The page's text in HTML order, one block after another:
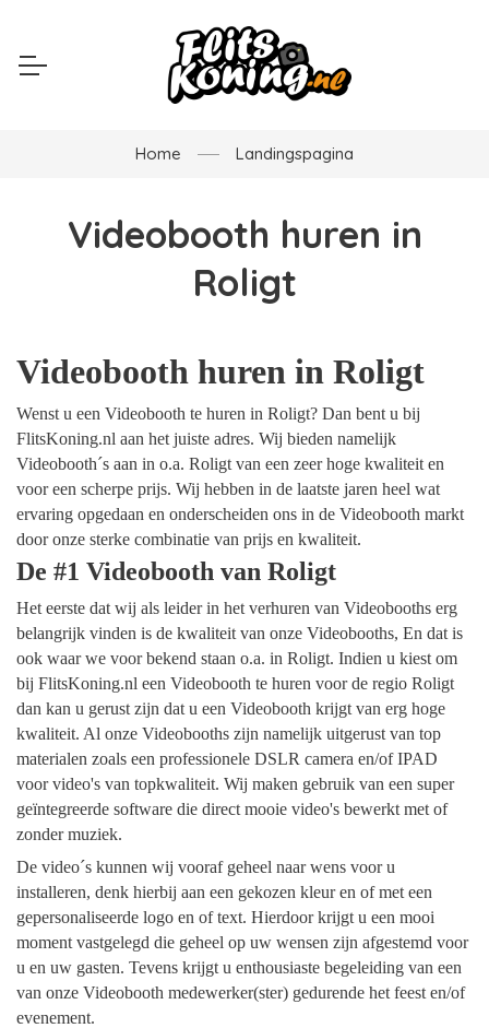
Home Landingspagina
Videobooth huren in
Roligt
Videobooth huren in Roligt
Wenst u een Videobooth te huren in Roligt? Dan bent u bij
FlitsKoning.nl aan het juiste adres. Wij bieden namelijk
Videobooth´s aan in o.a. Roligt van een zeer hoge kwaliteit en
voor een scherpe prijs. Wij hebben in de laatste jaren heel wat
ervaring opgedaan en onderscheiden ons in de Videobooth markt
door onze sterke combinatie van prijs en kwaliteit.
De #1 Videobooth van Roligt
Het eerste dat wij als leider in het verhuren van Videobooths erg
belangrijk vinden is de kwaliteit van onze Videobooths, En dat is
ook waar we voor bekend staan o.a. in Roligt. Indien u kiest om
bij FlitsKoning.nl een Videobooth te huren voor de regio Roligt
dan kan u gerust zijn dat u een Videobooth krijgt van erg hoge
kwaliteit. Al onze Videobooths zijn namelijk uitgerust van top
materialen zoals een professionele DSLR camera en/of IPAD
voor video's van topkwaliteit. Wij maken gebruik van een super
geïntegreerde software die direct mooie video's bewerkt met of
zonder muziek.
De video´s kunnen wij vooraf geheel naar wens voor u
installeren, denk hierbij aan een gekozen kleur en of met een
gepersonaliseerde logo en of text. Hierdoor krijgt u een mooi
moment vastgelegd die geheel op uw wensen zijn afgestemd voor
u en uw gasten. Tevens krijgt u enthousiaste begeleiding van een
van onze Videobooth medewerker(ster) gedurende het feest en/of
evenement.